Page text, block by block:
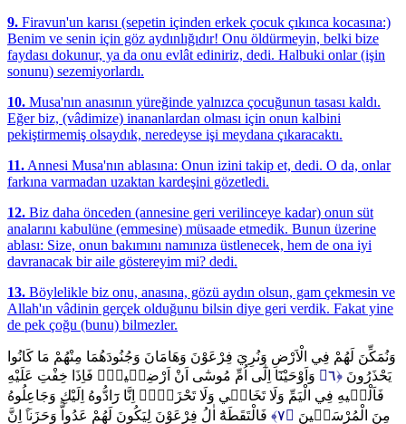
9. Firavun'un karısı (sepetin içinden erkek çocuk çıkınca kocasına:)
Benim ve senin için göz aydınlığıdır! Onu öldürmeyin, belki bize
faydası dokunur, ya da onu evlât ediniriz, dedi. Halbuki onlar (işin
sonunu) sezemiyorlardı.
10. Musa'nın anasının yüreğinde yalnızca çocuğunun tasası kaldı.
Eğer biz, (vâdimize) inananlardan olması için onun kalbini
pekiştirmemiş olsaydık, neredeyse işi meydana çıkaracaktı.
11. Annesi Musa'nın ablasına: Onun izini takip et, dedi. O da, onlar
farkına varmadan uzaktan kardeşini gözetledi.
12. Biz daha önceden (annesine geri verilinceye kadar) onun süt
analarını kabulüne (emmesine) müsaade etmedik. Bunun üzerine
ablası: Size, onun bakımını namınıza üstlenecek, hem de ona iyi
davranacak bir aile göstereyim mi? dedi.
13. Böylelikle biz onu, anasına, gözü aydın olsun, gam çekmesin ve
Allah'ın vâdinin gerçek olduğunu bilsin diye geri verdik. Fakat yine
de pek çoğu (bunu) bilmezler.
وَنُمَكِّنَ لَهُمْ فِي الْاَرْضِ وَنُرِيَ فِرْعَوْنَ وَهَامَانَ وَجُنُودَهُمَا مِنْهُمْ مَا كَانُوا
يَحْذَرُونَ ﴿٦﴾
وَاَوْحَيْنَٓا اِلٰٓى اُمِّ مُوسٰٓى اَنْ اَرْضِع۪يهِۚ فَاِذَا خِفْتِ عَلَيْهِ
فَاَلْق۪يهِ فِي الْيَمِّ وَلَا تَخَاف۪ي وَلَا تَحْزَن۪يۚ اِنَّا رَٓادُّوهُ اِلَيْكِ وَجَاعِلُوهُ
مِنَ الْمُرْسَل۪ينَ ﴿٧﴾
فَالْتَقَطَهُٓ اٰلُ فِرْعَوْنَ لِيَكُونَ لَهُمْ عَدُواًّ وَحَزَناًۜ اِنَّ